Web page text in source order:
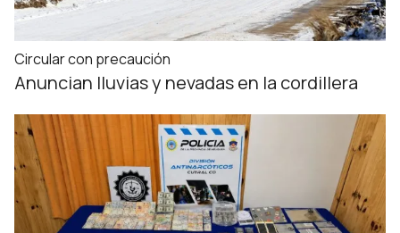
Circular con precaución
Anuncian lluvias y nevadas en la cordillera